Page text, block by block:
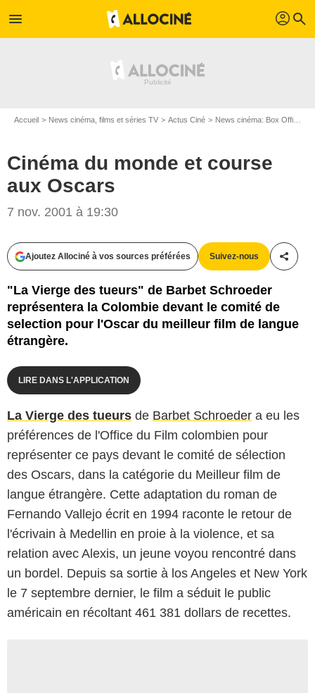
menu profil search
Accueil News cinéma, films et séries TV Actus Ciné News cinéma: Box Office
Cinéma du monde et course
aux Oscars
7 nov. 2001 à 19:30
Ajoutez Allociné à vos sources préférées Suivez-nous
"La Vierge des tueurs" de Barbet Schroeder
représentera la Colombie devant le comité de
selection pour l'Oscar du meilleur film de langue
étrangère.
LIRE DANS L'APPLICATION
La Vierge des tueurs de Barbet Schroeder a eu les
préférences de l'Office du Film colombien pour
représenter ce pays devant le comité de sélection
des Oscars, dans la catégorie du Meilleur film de
langue étrangère. Cette adaptation du roman de
Fernando Vallejo écrit en 1994 raconte le retour de
l'écrivain à Medellin en proie à la violence, et sa
relation avec Alexis, un jeune voyou rencontré dans
un bordel. Depuis sa sortie à los Angeles et New York
le 7 septembre dernier, le film a séduit le public
américain en récoltant 461 381 dollars de recettes.